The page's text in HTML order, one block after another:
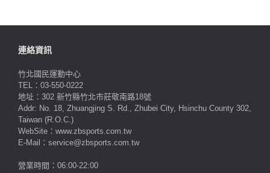
連絡資訊
竹北國民運動中心
TEL：03-550-0222
地址：302 新竹縣竹北市莊敬南路18號
Addr: No. 18, Zhuangjing S. Rd., Zhubei City, Hsinchu County 302,
Taiwan (R.O.C.)
WebSite：www.zbsports.com.tw
E-Mail：service@zbsports.com.tw
營業時間：06:00-22:00